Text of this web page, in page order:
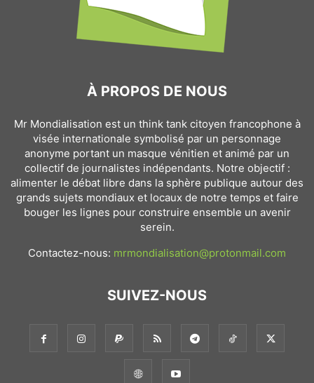
À PROPOS DE NOUS
Mr Mondialisation est un think tank citoyen francophone à
visée internationale symbolisé par un personnage
anonyme portant un masque vénitien et animé par un
collectif de journalistes indépendants. Notre objectif :
alimenter le débat libre dans la sphère publique autour des
grands sujets mondiaux et locaux de notre temps et faire
bouger les lignes pour construire ensemble un avenir
serein.
Contactez-nous: mrmondialisation@protonmail.com
SUIVEZ-NOUS